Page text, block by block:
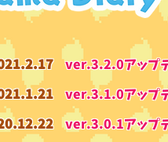
ver.3.2.0アップ
​ver.3.1.0アップ
​ver.3.0.1アップ